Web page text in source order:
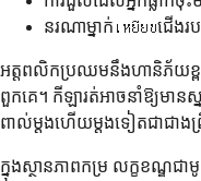
នរណាម្នាក់เหยียบជើងរ
អត្តពលិកប្រឈមនឹងហានិភ័យខ្ព
ពួកគេ។ កីឡារត់អាចនាំឱ្យមានស្
ពាល់ម្តងហើយម្តងទៀតជាជាង
ក្នុងស្ថានភាពកម្រ លក្ខខណ្ឌជា